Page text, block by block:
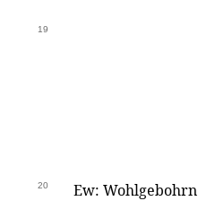
19
20 Ew: Wohlgebohrn